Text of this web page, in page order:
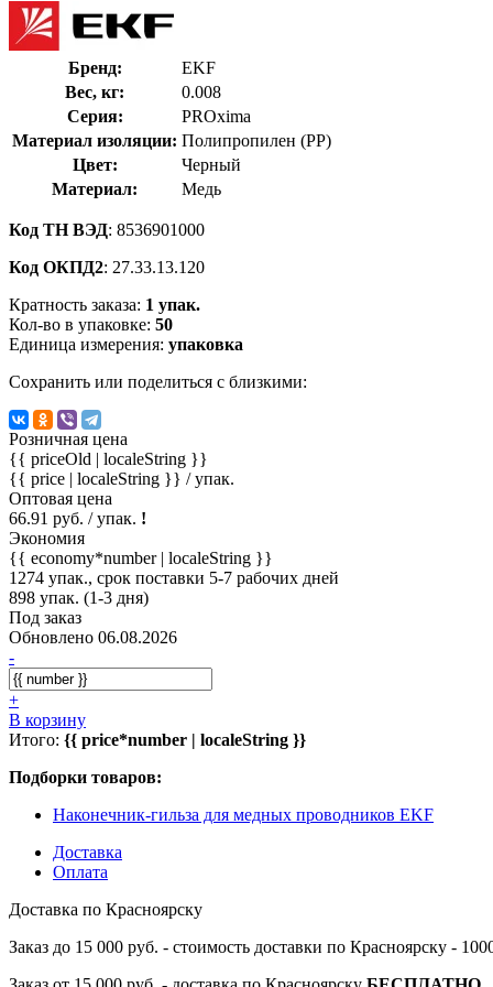
Бренд:
EKF
Вес, кг:
0.008
Серия:
PROxima
Материал изоляции: Полипропилен (PP)
Цвет:
Черный
Материал:
Медь
Код ТН ВЭД: 8536901000
Код ОКПД2: 27.33.13.120
Кратность заказа: 1 упак.
Кол-во в упаковке: 50
Единица измерения: упаковка
Сохранить или поделиться с близкими:
Розничная цена
{{ priceOld | localeString }}
{{ price | localeString }} / упак.
Оптовая цена
66.91 руб. / упак. !
Экономия
{{ economy*number | localeString }}
1274 упак., срок поставки 5-7 рабочих дней
898 упак. (1-3 дня)
Под заказ
Обновлено 06.08.2026
-
+
В корзину
Итого: {{ price*number | localeString }}
Подборки товаров:
Наконечник-гильза для медных проводников EKF
Доставка
Оплата
Доставка по Красноярску
Заказ до 15 000 руб. - стоимость доставки по Красноярску -